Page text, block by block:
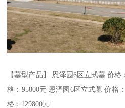
【墓型产品】 恩泽园6区立式墓 价
格：95800元 恩泽园6区立式墓 价格
格：129800元